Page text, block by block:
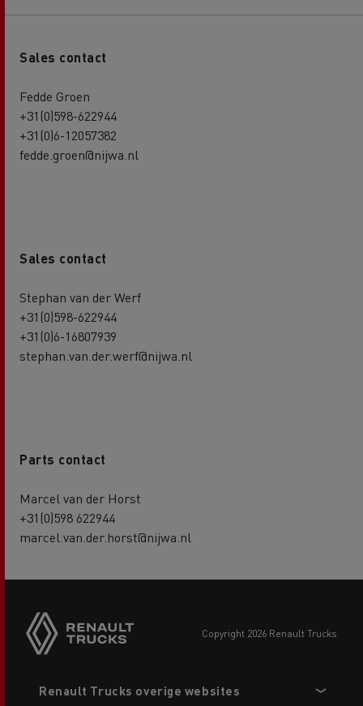
Sales contact
Fedde Groen
+31(0)598-622944
+31(0)6-12057382
fedde.groen@nijwa.nl
Sales contact
Stephan van der Werf
+31(0)598-622944
+31(0)6-16807939
stephan.van.der.werf@nijwa.nl
Parts contact
Marcel van der Horst
+31(0)598 622944
marcel.van.der.horst@nijwa.nl
copyright 2026 Renault Trucks
menu
Renault Trucks overige websites